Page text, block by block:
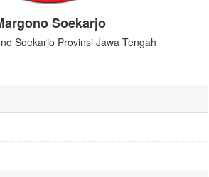
Soekarjo
Soekarjo Provinsi Jawa Tengah